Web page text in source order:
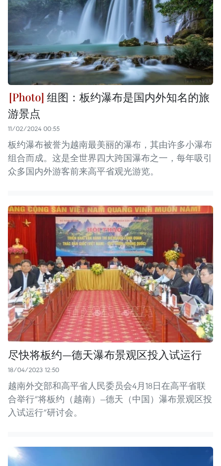
组图：板约瀑布是国内外知名的旅
游景点
11/02/2024 00:55
板约瀑布被誉为越南最美丽的瀑布，其由许多小瀑布
组合而成。这是全世界四大跨国瀑布之一，每年吸引
众多国内外游客前来高平省观光游览。
尽快将板约—德天瀑布景观区投入试运行
18/04/2023 12:50
越南外交部和高平省人民委员会4月18日在高平省联
合举行“将板约（越南）—德天（中国）瀑布景观区投
入试运行”研讨会。